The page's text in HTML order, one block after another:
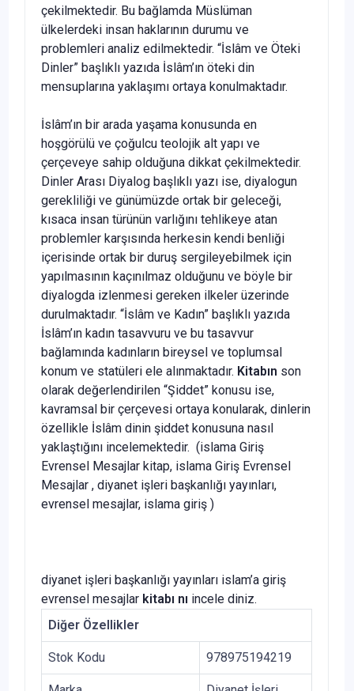
çekilmektedir. Bu bağlamda Müslüman
ülkelerdeki insan haklarının durumu ve
problemleri analiz edilmektedir. “İslâm ve Öteki
Dinler” başlıklı yazıda İslâm’ın öteki din
mensuplarına yaklaşımı ortaya konulmaktadır.
İslâm’ın bir arada yaşama konusunda en
hoşgörülü ve çoğulcu teolojik alt yapı ve
çerçeveye sahip olduğuna dikkat çekilmektedir.
Dinler Arası Diyalog başlıklı yazı ise, diyalogun
gerekliliği ve günümüzde ortak bir geleceği,
kısaca insan türünün varlığını tehlikeye atan
problemler karşısında herkesin kendi benliği
içerisinde ortak bir duruş sergileyebilmek için
yapılmasının kaçınılmaz olduğunu ve böyle bir
diyalogda izlenmesi gereken ilkeler üzerinde
durulmaktadır. “İslâm ve Kadın” başlıklı yazıda
İslâm’ın kadın tasavvuru ve bu tasavvur
bağlamında kadınların bireysel ve toplumsal
konum ve statüleri ele alınmaktadır. Kitabın son
olarak değerlendirilen “Şiddet” konusu ise,
kavramsal bir çerçevesi ortaya konularak, dinlerin
özellikle İslâm dinin şiddet konusuna nasıl
yaklaştığını incelemektedir. (islama Giriş
Evrensel Mesajlar kitap, islama Giriş Evrensel
Mesajlar , diyanet işleri başkanlığı yayınları,
evrensel mesajlar, islama giriş )
diyanet işleri başkanlığı yayınları islam’a giriş
evrensel mesajlar kitabı nı incele diniz.
Diğer Özellikler
Stok Kodu 978975194219